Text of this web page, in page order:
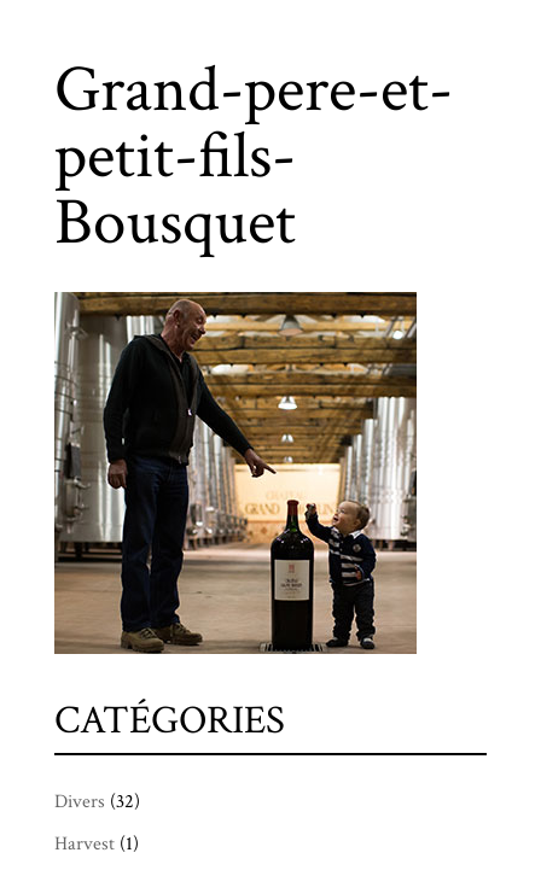
Grand-pere-et-
petit-fils-
Bousquet
CATÉGORIES
Divers (32)
Harvest(1)